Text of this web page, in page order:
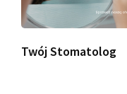
Twój Stomatolog